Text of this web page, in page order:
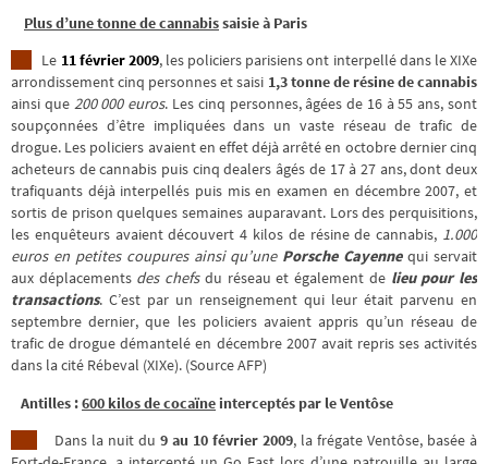
Plus d’une tonne de cannabissaisie à Paris
Le 11 février 2009, les policiers parisiens ont interpellé dans le XIXe
arrondissement cinq personnes et saisi 1,3 tonne de résine de cannabis
ainsi que 200 000 euros. Les cinq personnes, âgées de 16 à 55 ans, sont
soupçonnées d’être impliquées dans un vaste réseau de trafic de
drogue. Les policiers avaient en effet déjà arrêté en octobre dernier cinq
acheteurs de cannabis puis cinq dealers âgés de 17 à 27 ans, dont deux
trafiquants déjà interpellés puis mis en examen en décembre 2007, et
sortis de prison quelques semaines auparavant. Lors des perquisitions,
les enquêteurs avaient découvert 4 kilos de résine de cannabis, 1.000
euros en petites coupures ainsi qu’une Porsche Cayennequi servait
aux déplacements des chefsdu réseau et également de lieu pour les
transactions. C’est par un renseignement qui leur était parvenu en
septembre dernier, que les policiers avaient appris qu’un réseau de
trafic de drogue démantelé en décembre 2007 avait repris ses activités
dans la cité Rébeval (XIXe). (Source AFP)
Antilles :600 kilos de cocaïne interceptés par le Ventôse
Dans la nuit du 9 au 10 février 2009, la frégate Ventôse, basée à